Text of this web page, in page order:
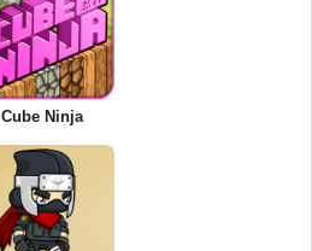
Cube Ninja